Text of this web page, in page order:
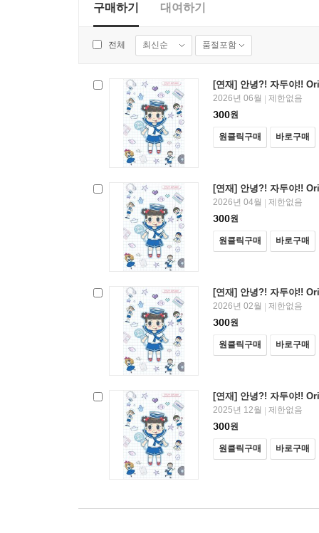
구매하기 대여하기
전체 최신순 품절포함
[연재] 안녕?! 자두야!!
2026년 06월 | 제한없음
300원
원클릭구매 바로구매
[연재] 안녕?! 자두야!!
2026년 04월 | 제한없음
300원
원클릭구매 바로구매
[연재] 안녕?! 자두야!!
2026년 02월 | 제한없음
300원
원클릭구매 바로구매
[연재] 안녕?! 자두야!!
2025년 12월 | 제한없음
300원
원클릭구매 바로구매